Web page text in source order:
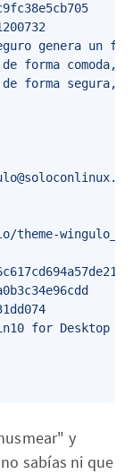
genera un
de forma
forma segura,
theme-
for Desktop
y
sabías ni que